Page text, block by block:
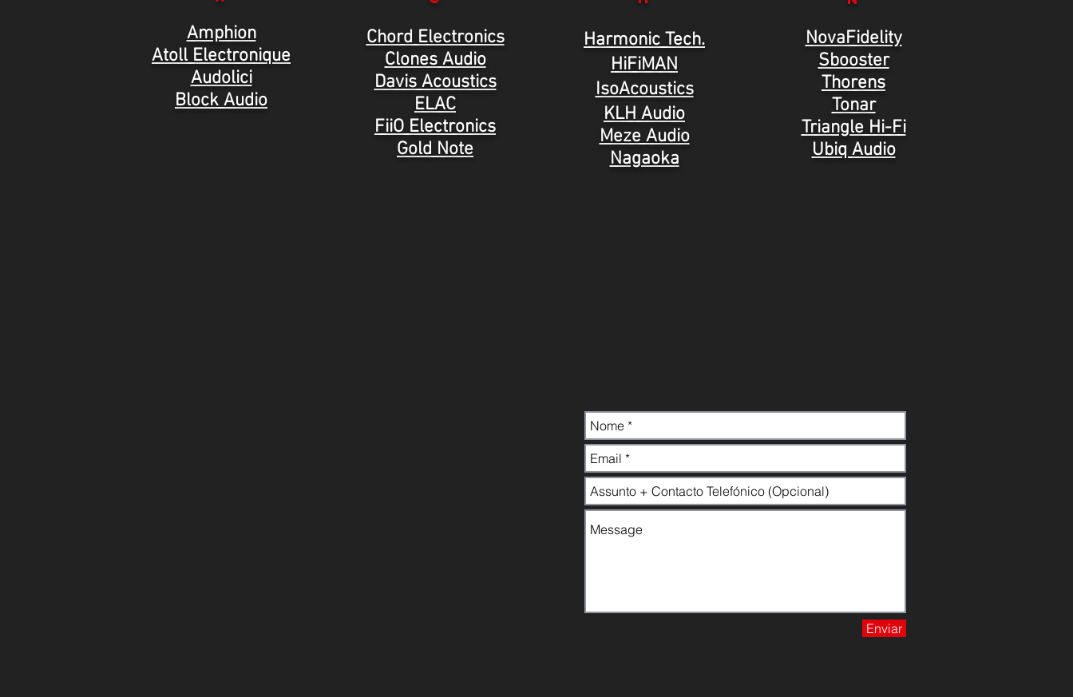
Amphion
Atoll Electronique
Audolici
Block Audio
Chord Electronics
Clones Audio
Davis Acoustics
ELAC
FiiO Electronics
Gold Note
Harmonic Tech.
HiFiMAN
IsoAcoustics
KLH Audio
Meze Audio
Nagaoka
NovaFidelity
Sbooster
Thorens
Tonar
Triangle Hi-Fi
Ubiq Audio
Enviar